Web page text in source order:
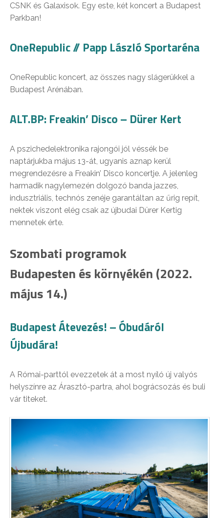
CSNK és Galaxisok. Egy este, két koncert a Budapest
Parkban!
OneRepublic // Papp László Sportaréna
OneRepublic koncert, az összes nagy slágerükkel a
Budapest Arénában.
ALT.BP: Freakin’ Disco – Dürer Kert
A pszichedelektronika rajongói jól véssék be
naptárjukba május 13-át, ugyanis aznap kerül
megrendezésre a Freakin’ Disco koncertje. A jelenleg
harmadik nagylemezén dolgozó banda jazzes,
indusztriális, technós zenéje garantáltan az űrig repít,
nektek viszont elég csak az újbudai Dürer Kertig
mennetek érte.
Szombati programok
Budapesten és környékén (2022.
május 14.)
Budapest Átevezés! – Óbudáról
Újbudára!
A Római-parttól evezzetek át a most nyíló új valyós
helyszínre az Árasztó-partra, ahol bográcsozás és buli
vár titeket.